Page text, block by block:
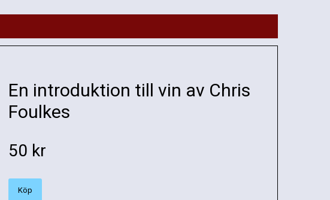
En introduktion till vin av Chris
Foulkes
50 kr
Köp